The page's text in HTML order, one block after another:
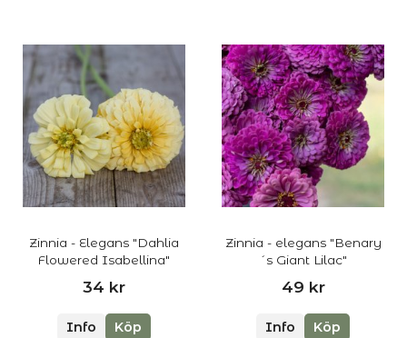
Zinnia - Elegans "Dahlia
Flowered Isabellina"
34 kr
Info Köp
Zinnia - elegans "Benary
´s Giant Lilac"
49 kr
Info Köp